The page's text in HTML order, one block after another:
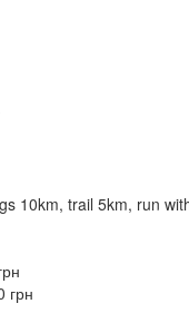
10km, trail 5km, run
грн